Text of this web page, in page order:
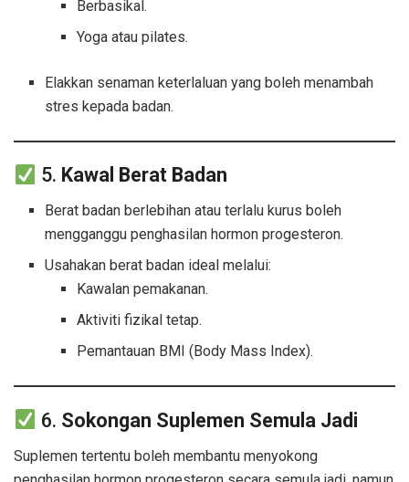
Berbasikal.
Yoga atau pilates.
Elakkan senaman keterlaluan yang boleh menambah
stres kepada badan.
5. Kawal Berat Badan
Berat badan berlebihan atau terlalu kurus boleh
mengganggu penghasilan hormon progesteron.
Usahakan berat badan ideal melalui:
Kawalan pemakanan.
Aktiviti fizikal tetap.
Pemantauan BMI (Body Mass Index).
6. Sokongan Suplemen Semula Jadi
Suplemen tertentu boleh membantu menyokong